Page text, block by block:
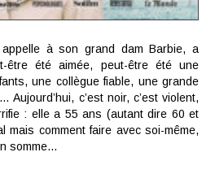
appelle à son grand dam Barbie, a
être été aimée, peut-être été une
une collègue fiable, une grande
Aujourd’hui, c’est noir, c’est violent,
: elle a 55 ans (autant dire 60 et
mais comment faire avec soi-même,
somme…